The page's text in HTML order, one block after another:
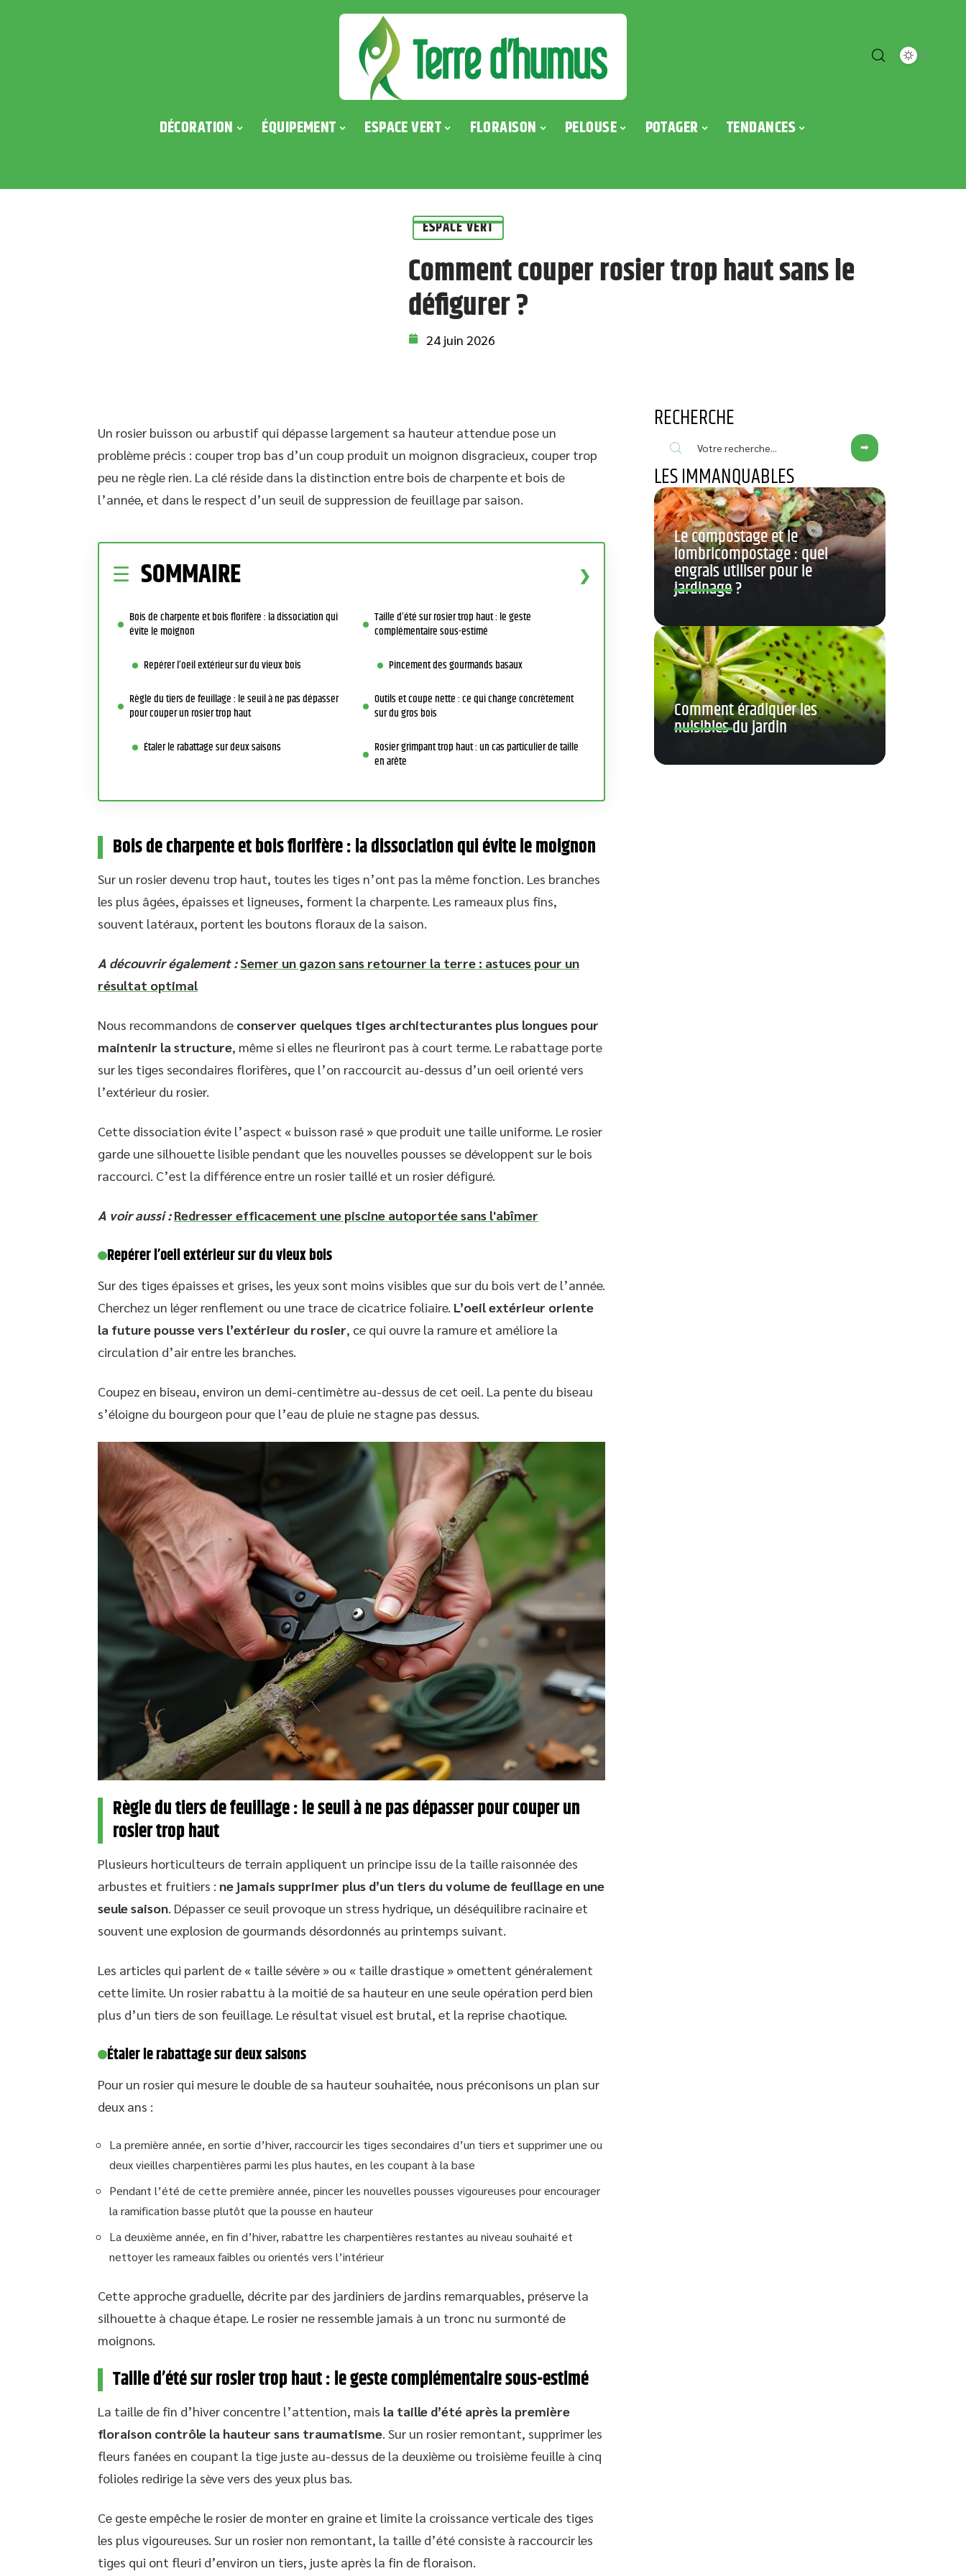
DÉCORATION ÉQUIPEMENT ESPACE VERT FLORAISON PELOUSE POTAGER TENDANCES
ESPACE VERT
Comment couper rosier trop haut sans le
défigurer ?
24 juin 2026
Un rosier buisson ou arbustif qui dépasse largement sa hauteur attendue pose un
problème précis : couper trop bas d’un coup produit un moignon disgracieux, couper trop
peu ne règle rien. La clé réside dans la distinction entre bois de charpente et bois de
l’année, et dans le respect d’un seuil de suppression de feuillage par saison.
SOMMAIRE
Bois de charpente et bois florifère : la dissociation qui
évite le moignon
Repérer l’oeil extérieur sur du vieux bois
Règle du tiers de feuillage : le seuil à ne pas dépasser
pour couper un rosier trop haut
Étaler le rabattage sur deux saisons
Taille d’été sur rosier trop haut : le geste
complémentaire sous-estimé
Pincement des gourmands basaux
Outils et coupe nette : ce qui change concrètement
sur du gros bois
Rosier grimpant trop haut : un cas particulier de taille
en arête
Bois de charpente et bois florifère : la dissociation qui évite le moignon
Sur un rosier devenu trop haut, toutes les tiges n’ont pas la même fonction. Les branches
les plus âgées, épaisses et ligneuses, forment la charpente. Les rameaux plus fins,
souvent latéraux, portent les boutons floraux de la saison.
A découvrir également :Semer un gazon sans retourner la terre : astuces pour un
résultat optimal
Nous recommandons de conserver quelques tiges architecturantes plus longues pour
maintenir la structure, même si elles ne fleuriront pas à court terme. Le rabattage porte
sur les tiges secondaires florifères, que l’on raccourcit au-dessus d’un oeil orienté vers
l’extérieur du rosier.
Cette dissociation évite l’aspect « buisson rasé » que produit une taille uniforme. Le rosier
garde une silhouette lisible pendant que les nouvelles pousses se développent sur le bois
raccourci. C’est la différence entre un rosier taillé et un rosier défiguré.
A voir aussi : Redresser efficacement une piscine autoportée sans l'abîmer
Repérer l’oeil extérieur sur du vieux bois
Sur des tiges épaisses et grises, les yeux sont moins visibles que sur du bois vert de l’année.
Cherchez un léger renflement ou une trace de cicatrice foliaire. L’oeil extérieur oriente
la future pousse vers l’extérieur du rosier, ce qui ouvre la ramure et améliore la
circulation d’air entre les branches.
Coupez en biseau, environ un demi-centimètre au-dessus de cet oeil. La pente du biseau
s’éloigne du bourgeon pour que l’eau de pluie ne stagne pas dessus.
Règle du tiers de feuillage : le seuil à ne pas dépasser pour couper un
rosier trop haut
Plusieurs horticulteurs de terrain appliquent un principe issu de la taille raisonnée des
arbustes et fruitiers : ne jamais supprimer plus d’un tiers du volume de feuillage en une
seule saison. Dépasser ce seuil provoque un stress hydrique, un déséquilibre racinaire et
souvent une explosion de gourmands désordonnés au printemps suivant.
Les articles qui parlent de « taille sévère » ou « taille drastique » omettent généralement
cette limite. Un rosier rabattu à la moitié de sa hauteur en une seule opération perd bien
plus d’un tiers de son feuillage. Le résultat visuel est brutal, et la reprise chaotique.
Étaler le rabattage sur deux saisons
Pour un rosier qui mesure le double de sa hauteur souhaitée, nous préconisons un plan sur
deux ans :
La première année, en sortie d’hiver, raccourcir les tiges secondaires d’un tiers et supprimer une ou
deux vieilles charpentières parmi les plus hautes, en les coupant à la base
Pendant l’été de cette première année, pincer les nouvelles pousses vigoureuses pour encourager
la ramification basse plutôt que la pousse en hauteur
La deuxième année, en fin d’hiver, rabattre les charpentières restantes au niveau souhaité et
nettoyer les rameaux faibles ou orientés vers l’intérieur
Cette approche graduelle, décrite par des jardiniers de jardins remarquables, préserve la
silhouette à chaque étape. Le rosier ne ressemble jamais à un tronc nu surmonté de
moignons.
Taille d’été sur rosier trop haut : le geste complémentaire sous-estimé
La taille de fin d’hiver concentre l’attention, mais la taille d’été après la première
floraison contrôle la hauteur sans traumatisme. Sur un rosier remontant, supprimer les
fleurs fanées en coupant la tige juste au-dessus de la deuxième ou troisième feuille à cinq
folioles redirige la sève vers des yeux plus bas.
Ce geste empêche le rosier de monter en graine et limite la croissance verticale des tiges
les plus vigoureuses. Sur un rosier non remontant, la taille d’été consiste à raccourcir les
tiges qui ont fleuri d’environ un tiers, juste après la fin de floraison.
RECHERCHE
LES IMMANQUABLES
Le compostage et le
lombricompostage : quel
engrais utiliser pour le
jardinage ?
Comment éradiquer les
nuisibles du jardin